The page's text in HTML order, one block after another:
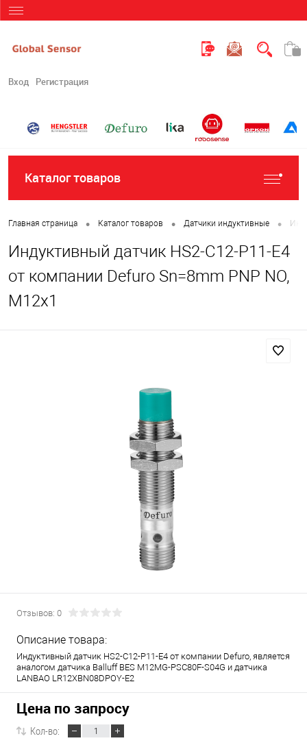
Вход Регистрация
Каталог товаров
Главная страница • Каталог товаров • Датчики индуктивные •
Индуктивный датчик HS2-C12-P11-E4
от компании Defuro Sn=8mm PNP NO,
M12x1
Отзывов: 0
Описание товара:
Индуктивный датчик HS2-C12-P11-E4 от компании Defuro, является
аналогом датчика Balluff BES M12MG-PSC80F-S04G и датчика
LANBAO LR12XBN08DPOY-E2
Цена по запросу
Кол-во: